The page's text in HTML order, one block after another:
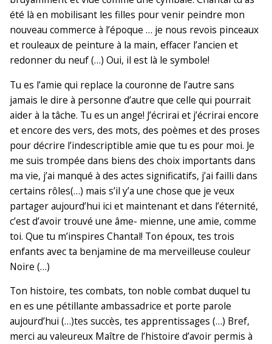
été là en mobilisant les filles pour venir peindre mon
nouveau commerce à l’époque … je nous revois pinceaux
et rouleaux de peinture à la main, effacer l’ancien et
redonner du neuf (…) Oui, il est là le symbole!
Tu es l’amie qui replace la couronne de l’autre sans
jamais le dire à personne d’autre que celle qui pourrait
aider à la tâche. Tu es un ange! J’écrirai et j’écrirai encore
et encore des vers, des mots, des poèmes et des proses
pour décrire l’indescriptible amie que tu es pour moi. Je
me suis trompée dans biens des choix importants dans
ma vie, j’ai manqué à des actes significatifs, j’ai failli dans
certains rôles(…) mais s’il y’a une chose que je veux
partager aujourd’hui ici et maintenant et dans l’éternité,
c’est d’avoir trouvé une âme- mienne, une amie, comme
toi. Que tu m’inspires Chantal! Ton époux, tes trois
enfants avec ta benjamine de ma merveilleuse couleur
Noire (…)
Ton histoire, tes combats, ton noble combat duquel tu
en es une pétillante ambassadrice et porte parole
aujourd’hui (…)tes succès, tes apprentissages (…) Bref,
merci au valeureux Maître de l’histoire d’avoir permis à